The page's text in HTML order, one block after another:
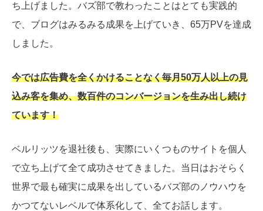
ち上げました。バズ部で教わったことはとても実践的
で、ブログはみるみる成果を上げていき、65万PVを達成
しました。
今では広告費を全くかけることなく毎月50万人以上の見
込み客を集め、数百件のコンバージョンを生み出し続け
ています！
ベルリッツを退社後も、実際にいくつものサイトを個人
で立ち上げて全て成功させてきました。当日はおそらく
世界で最も確実に成果を出しているバズ部のノウハウを
かつてないレベルで体系化して、全てお話します。